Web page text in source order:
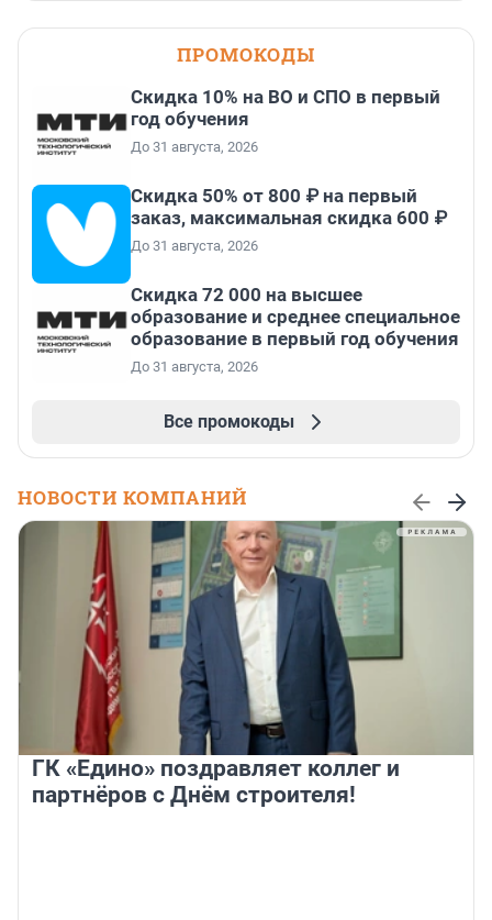
ПРОМОКОДЫ
Скидка 10% на ВО и СПО в первый
год обучения
До 31 августа, 2026
Скидка 50% от 800 ₽ на первый
заказ, максимальная скидка 600 ₽
До 31 августа, 2026
Скидка 72 000 на высшее
образование и среднее специальное
образование в первый год обучения
До 31 августа, 2026
Все промокоды
НОВОСТИ КОМПАНИЙ
ГК «Едино» поздравляет коллег и
партнёров с Днём строителя!